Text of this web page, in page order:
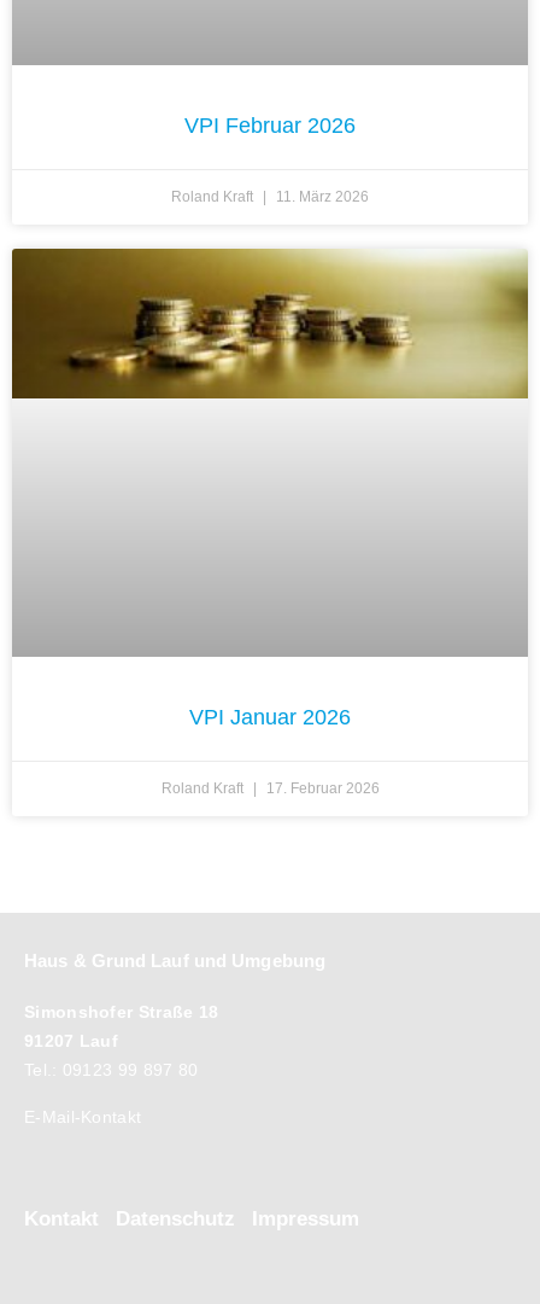
VPI Februar 2026
Roland Kraft 11. März 2026
VPI Januar 2026
Roland Kraft 17. Februar 2026
Haus & Grund Lauf und Umgebung
Simonshofer Straße 18
91207 Lauf
Tel.: 09123 99 897 80
E-Mail-Kontakt
Kontakt Datenschutz Impressum